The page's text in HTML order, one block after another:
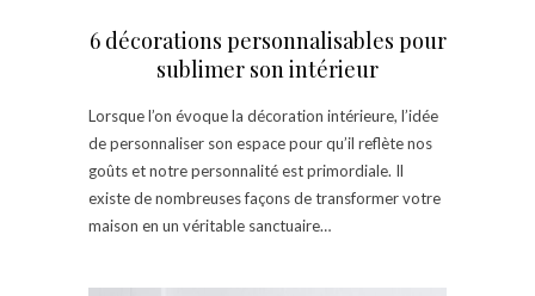
6 décorations personnalisables pour
sublimer son intérieur
Lorsque l’on évoque la décoration intérieure, l’idée
de personnaliser son espace pour qu’il reflète nos
goûts et notre personnalité est primordiale. Il
existe de nombreuses façons de transformer votre
maison en un véritable sanctuaire…